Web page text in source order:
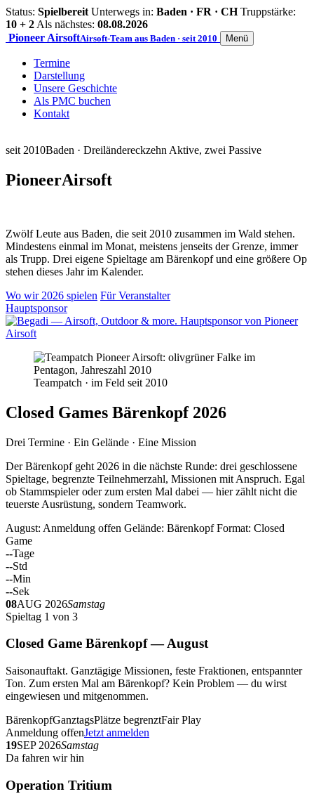
Status: Spielbereit Unterwegs in: Baden · FR · CH Truppstärke:
10 + 2 Als nächstes: 08.08.2026
Pioneer AirsoftAirsoft-Team aus Baden · seit 2010 Menü
Termine
Darstellung
Unsere Geschichte
Als PMC buchen
Kontakt
seit 2010Baden · Dreiländereckzehn Aktive, zwei Passive
PioneerAirsoft
Zwölf Leute aus Baden, die seit 2010 zusammen im Wald stehen.
Mindestens einmal im Monat, meistens jenseits der Grenze, immer
als Trupp. Drei eigene Spieltage am Bärenkopf und eine größere Op
stehen dieses Jahr im Kalender.
Wo wir 2026 spielen Für Veranstalter
Hauptsponsor
Teampatch · im Feld seit 2010
Closed Games Bärenkopf 2026
Drei Termine · Ein Gelände · Eine Mission
Der Bärenkopf geht 2026 in die nächste Runde: drei geschlossene
Spieltage, begrenzte Teilnehmerzahl, Missionen mit Anspruch. Egal
ob Stammspieler oder zum ersten Mal dabei — hier zählt nicht die
teuerste Ausrüstung, sondern Teamwork.
August: Anmeldung offen Gelände: Bärenkopf Format: Closed
Game
--Tage
--Std
--Min
--Sek
08AUG 2026Samstag
Spieltag 1 von 3
Closed Game Bärenkopf — August
Saisonauftakt. Ganztägige Missionen, feste Fraktionen, entspannter
Ton. Zum ersten Mal am Bärenkopf? Kein Problem — du wirst
eingewiesen und mitgenommen.
BärenkopfGanztagsPlätze begrenztFair Play
Anmeldung offenJetzt anmelden
19SEP 2026Samstag
Da fahren wir hin
Operation Tritium